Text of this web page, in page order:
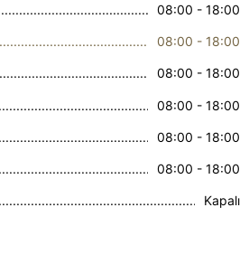
08:00 - 18:00
08:00 - 18:00
08:00 - 18:00
08:00 - 18:00
08:00 - 18:00
08:00 - 18:00
Kapalı